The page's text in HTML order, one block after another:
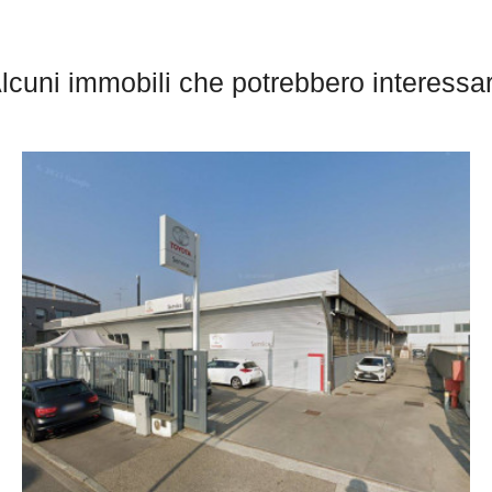
immobili che potrebbero